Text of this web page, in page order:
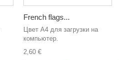
French flags...
Цвет A4 для загрузки на
компьютер.
2,60 €